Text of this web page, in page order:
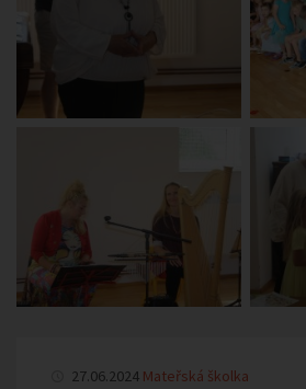
27.06.2024 Mateřská školka